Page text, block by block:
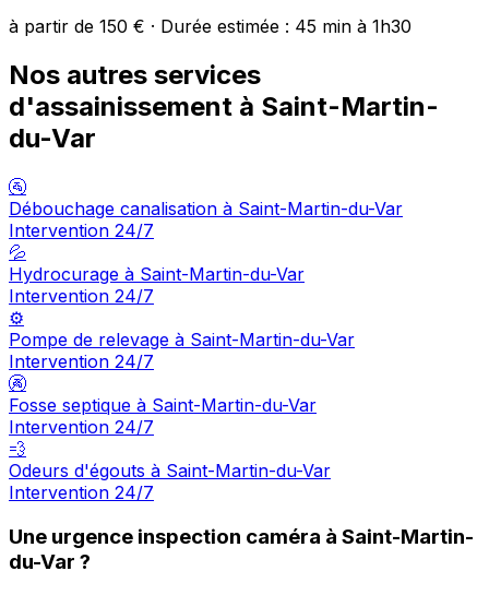
à partir de 150 € · Durée estimée : 45 min à 1h30
Nos autres services
d'assainissement à Saint-Martin-
du-Var
🚰
Débouchage canalisation à Saint-Martin-du-Var
Intervention 24/7
💦
Hydrocurage à Saint-Martin-du-Var
Intervention 24/7
⚙️
Pompe de relevage à Saint-Martin-du-Var
Intervention 24/7
🚱
Fosse septique à Saint-Martin-du-Var
Intervention 24/7
💨
Odeurs d'égouts à Saint-Martin-du-Var
Intervention 24/7
Une urgence inspection caméra à Saint-Martin-
du-Var ?